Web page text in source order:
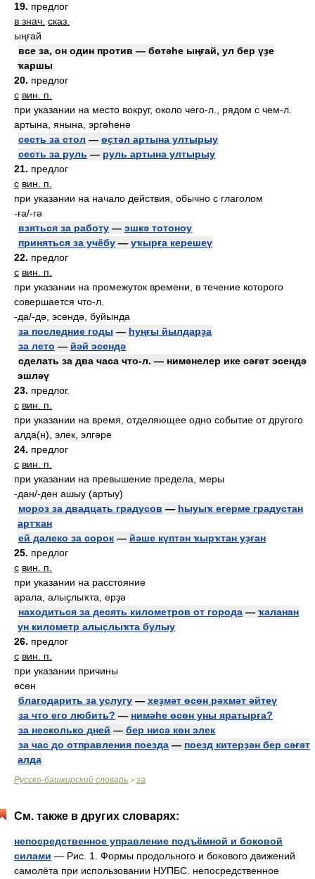
19. предлог
в знач. сказ.
ыңғай
все за, он один против — бөтәһе ыңғай, ул бер үҙе
ҡаршы
20. предлог
с вин. п.
при указании на место вокруг, около чего-л., рядом с чем-л.
артына, янына, эргәһенә
сесть за стол — өҫтәл артына ултырыу
сесть за руль — руль артына ултырыу
21. предлог
с вин. п.
при указании на начало действия, обычно с глаголом
-ға/-гә
взяться за работу — эшкә тотоноу
приняться за учёбу — уҡырға керешеү
22. предлог
с вин. п.
при указании на промежуток времени, в течение которого
совершается что-л.
-да/-дә, эсендә, буйында
за последние годы — һуңғы йылдарҙа
за лето — йәй эсендә
сделать за два часа что-л. — нимәнелер ике сәғәт эсендә
эшләү
23. предлог.
с вин. п.
при указании на время, отделяющее одно событие от другого
алда(н), элек, элгәре
24. предлог
с вин. п.
при указании на превышение предела, меры
-дан/-дән ашыу (артыу)
мороз за двадцать градусов — һыуыҡ егерме градустан
артҡан
ей далеко за сорок — йәше күптән ҡырҡтан уҙған
25. предлог
с вин. п.
при указании на расстояние
арала, алыҫлыҡта, ерҙә
находиться за десять километров от города — ҡаланан
ун километр алыҫлыҡта булыу
26. предлог
с вин. п.
при указании причины
өсөн
благодарить за услугу — хеҙмәт өсөн рәхмәт әйтеү
за что его любить? — нимәһе өсөн уны яратырға?
за несколько дней — бер нисә көн элек
за час до отправления поезда — поезд китерҙән бер сәғәт
алда
Русско-башкирский словарь > за
См. также в других словарях:
непосредственное управление подъёмной и боковой
силами — Рис. 1. Формы продольного и бокового движений
самолёта при использовании НУПБС. непосредственное